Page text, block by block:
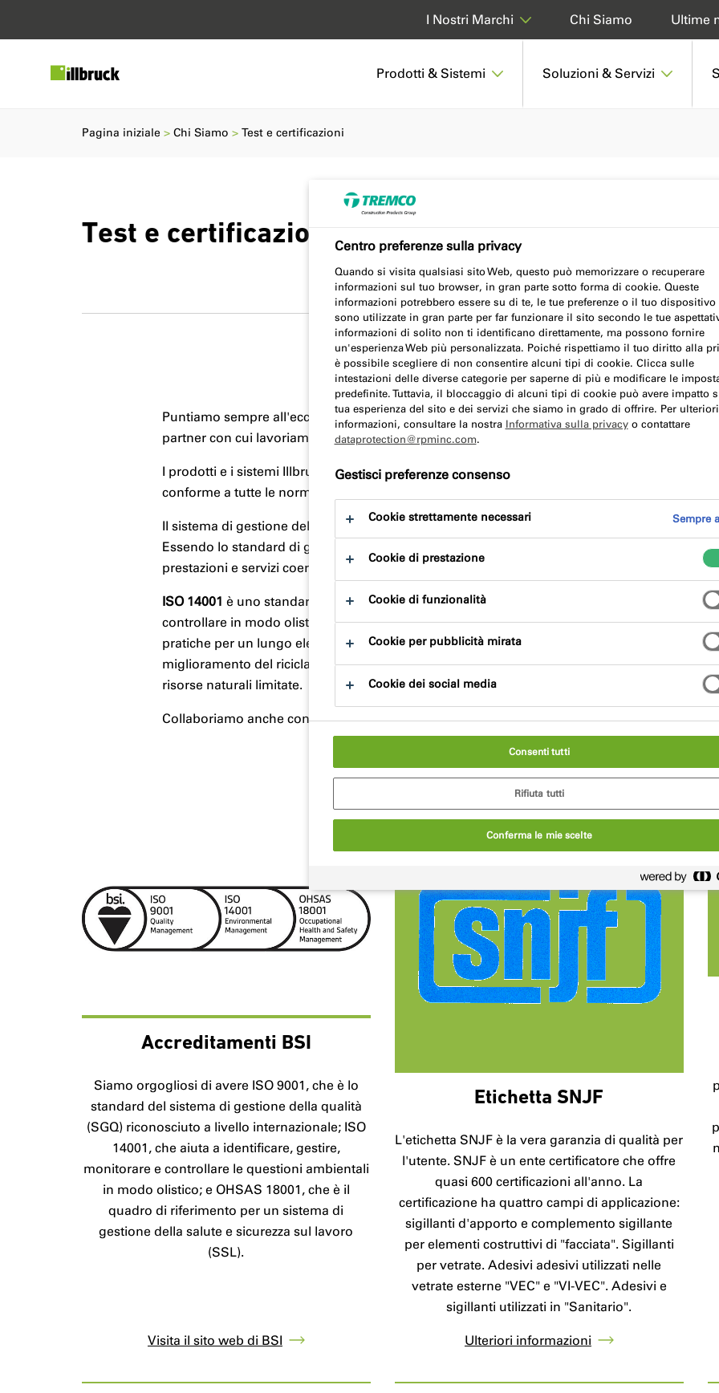
Prodotti & Sistemi Soluzioni & Servizi
Chi Siamo Ultime
I Nostri Marchi
Test e certificazioni
Pagina iniziale Chi Siamo Test e certificazioni
Puntiamo sempre all'eccellenza. Siamo orgogliosi dei test e delle certificazioni dei prodotti
partner con cui lavoriamo.
I prodotti e i sistemi Illbruck sono verificati da organizzazioni indipendenti, garantendo
conforme a tutte le normative europee, per dare le migliori prestazioni ai vostri progetti.
Il sistema di gestione della qualità ISO 9001ti aiuterà a monitorare e gestire continuamente
Essendo lo standard di gestione della qualità più riconosciuto al mondo, delinea i modi per
prestazioni e servizi coerenti.
ISO 14001 è uno standard concordato a livello internazionale che aiuta le organizzazioni a
controllare in modo olistico le questioni ambientali. La politica ISO 14001 stabilisce il punto
pratiche per un lungo elenco di processi sostenibili, tra cui la riduzione dell'impronta di
miglioramento del riciclaggio, la riduzione degli imballaggi, la minimizzazione dei rifiuti e il
risorse naturali limitate.
Collaboriamo anche con una serie di enti partner e deteniamo una serie di accreditamenti.
Accreditamenti BSI
Siamo orgogliosi di avere ISO 9001, che è lo
standard del sistema di gestione della qualità
(SGQ) riconosciuto a livello internazionale; ISO
14001, che aiuta a identificare, gestire,
monitorare e controllare le questioni ambientali
in modo olistico; e OHSAS 18001, che è il
quadro di riferimento per un sistema di
gestione della salute e sicurezza sul lavoro
(SSL).
Visita il sito web di BSI
Etichetta SNJF
L'etichetta SNJF è la vera garanzia di qualità per
l'utente. SNJF è un ente certificatore che offre
quasi 600 certificazioni all'anno. La
certificazione ha quattro campi di applicazione:
sigillanti d'apporto e complemento sigillante
per elementi costruttivi di "facciata". Sigillanti
per vetrate. Adesivi adesivi utilizzati nelle
vetrate esterne "VEC" e "VI-VEC". Adesivi e
sigillanti utilizzati in "Sanitario".
Ulteriori informazioni
Centro preferenze sulla privacy
Quando si visita qualsiasi sito Web, questo può memorizzare o recuperare
informazioni sul tuo browser, in gran parte sotto forma di cookie. Queste
informazioni potrebbero essere su di te, le tue preferenze o il tuo dispositivo
sono utilizzate in gran parte per far funzionare il sito secondo le tue
informazioni di solito non ti identificano direttamente, ma possono fornire
un'esperienza Web più personalizzata. Poiché rispettiamo il tuo diritto alla
è possibile scegliere di non consentire alcuni tipi di cookie. Clicca sulle
intestazioni delle diverse categorie per saperne di più e modificare le
predefinite. Tuttavia, il bloccaggio di alcuni tipi di cookie può avere impatto
tua esperienza del sito e dei servizi che siamo in grado di offrire. Per ulteriori
informazioni, consultare la nostra Informativa sulla privacyo contattare
dataprotection@rpminc.com.
Gestisci preferenze consenso
Cookie strettamente necessari Sempre
Cookie di prestazione
Cookie di funzionalità
Cookie per pubblicità mirata
Cookie dei social media
Consenti tutti
Rifiuta tutti
Conferma le mie scelte